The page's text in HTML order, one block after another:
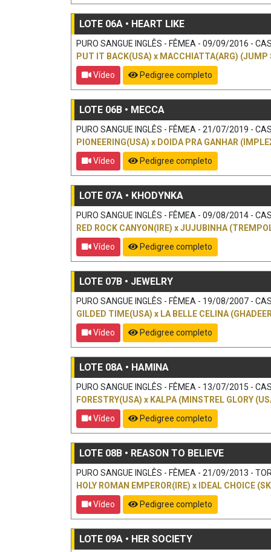
LOTE 06A • HEART LIKE
PURO SANGUE INGLÊS - FÊMEA - 09/09/2016 -
PUT IT BACK(USA) x MACCHIATTA(ARG) (JUMP
Vídeo
Pedigree completo
LOTE 06B • MECCA
PURO SANGUE INGLÊS - FÊMEA - 21/07/2019 -
PIONEERING(USA) x DOIDA PRA GANHAR
Vídeo
Pedigree completo
LOTE 07A • KHODYNKA
PURO SANGUE INGLÊS - FÊMEA - 09/08/2014 -
RED ROCK CANYON(IRE) xJUJUBINHA
Vídeo
Pedigree completo
LOTE 07B • JEWELRY
PURO SANGUE INGLÊS - FÊMEA - 19/08/2007 -
GILDED TIME(USA) x LA BELLE CELINA
Vídeo
Pedigree completo
LOTE 08A • HAMINA
PURO SANGUE INGLÊS - FÊMEA - 13/07/2015 -
FORESTRY(USA) x KALPA (MINSTREL GLORY
Vídeo
Pedigree completo
LOTE 08B • REASON TO BELIEVE
PURO SANGUE INGLÊS - FÊMEA - 21/09/2013 -
HOLY ROMAN EMPEROR(IRE) x IDEAL CHOICE
Vídeo
Pedigree completo
LOTE 09A • HER SOCIETY